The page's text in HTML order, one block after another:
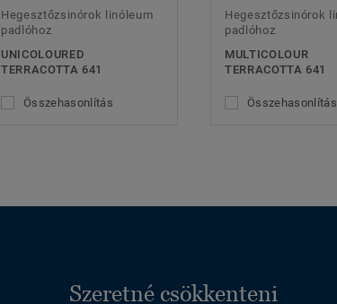
Hegesztőzsinórok linóleum
padlóhoz
UNICOLOURED
TERRACOTTA 641
Összehasonlítás
Hegesztőzsinórok
padlóhoz
MULTICOLOUR
TERRACOTTA 641
Összehasonlítás
Szeretné csökkenteni